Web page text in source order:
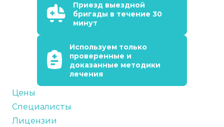
Приезд выездной
бригады в течение 30
минут
Используем только
проверенные и
доказанные методики
лечения
Цены
Специалисты
Лицензии